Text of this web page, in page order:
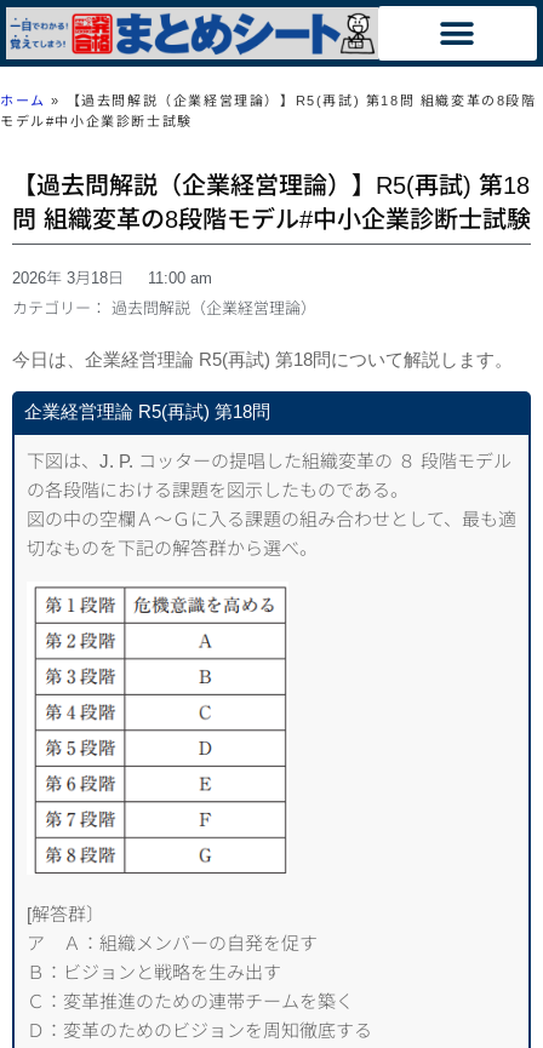
ホーム »
【過去問解説（企業経営理論）】R5(再試) 第18問 組織変革の8段階
モデル#中小企業診断士試験
【過去問解説（企業経営理論）】R5(再試) 第18
問 組織変革の8段階モデル#中小企業診断士試験
2026年 3月18日
11:00 am
カテゴリー： 過去問解説（企業経営理論）
今日は、企業経営理論 R5(再試) 第18問について解説します。
企業経営理論 R5(再試) 第18問
下図は、J. P. コッターの提唱した組織変革の ８ 段階モデル
の各段階における課題を図示したものである。
図の中の空欄Ａ～Ｇに入る課題の組み合わせとして、最も適
切なものを下記の解答群から選べ。
[解答群〕
ア Ａ：組織メンバーの自発を促す
Ｂ：ビジョンと戦略を生み出す
Ｃ：変革推進のための連帯チームを築く
Ｄ：変革のためのビジョンを周知徹底する